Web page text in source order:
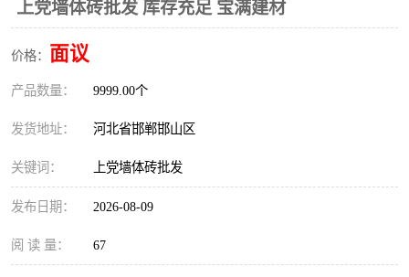
上党墙体砖批发 库存充足 宝满建材
价格： 面议
产品数量： 9999.00个
发货地址： 河北省邯郸邯山区
关键词： 上党墙体砖批发
发布日期： 2026-08-09
阅 读 量： 67